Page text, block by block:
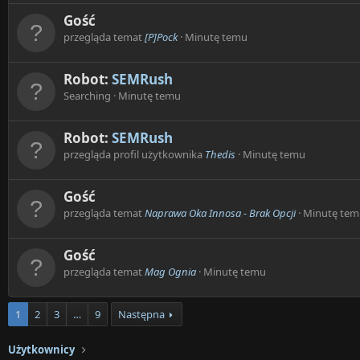
Gość
przegląda temat[P]Pock Minutę temu
Robot: SEMRush
Searching Minutę temu
Robot: SEMRush
przegląda profil użytkownika Thedis Minutę temu
Gość
przegląda tematNaprawa Oka Innosa - Brak Opcji Minutę
Gość
przegląda tematMag Ognia Minutę temu
1 2 3 … 9 Następna
Użytkownicy